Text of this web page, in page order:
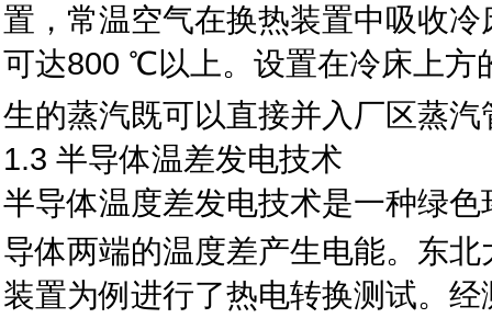
置，常温空气在换热装置中吸收
可达800 ℃以上。设置在冷床上方
生的蒸汽既可以直接并入厂区蒸
1.3 半导体温差发电技术
半导体温度差发电技术是一种绿
导体两端的温度差产生电能。东
装置为例进行了热电转换测试。